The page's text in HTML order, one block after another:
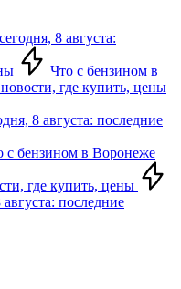
8 августа:
Что с бензином в
где купить, цены
8 августа: последние
с бензином в Воронеже
где купить, цены
последние